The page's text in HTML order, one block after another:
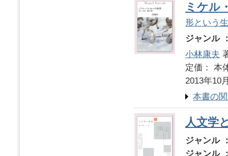
ミケル
形という
ジャンル
小林康夫
定価：
2013年10
本書の
人文学
ジャンル
ジャンル